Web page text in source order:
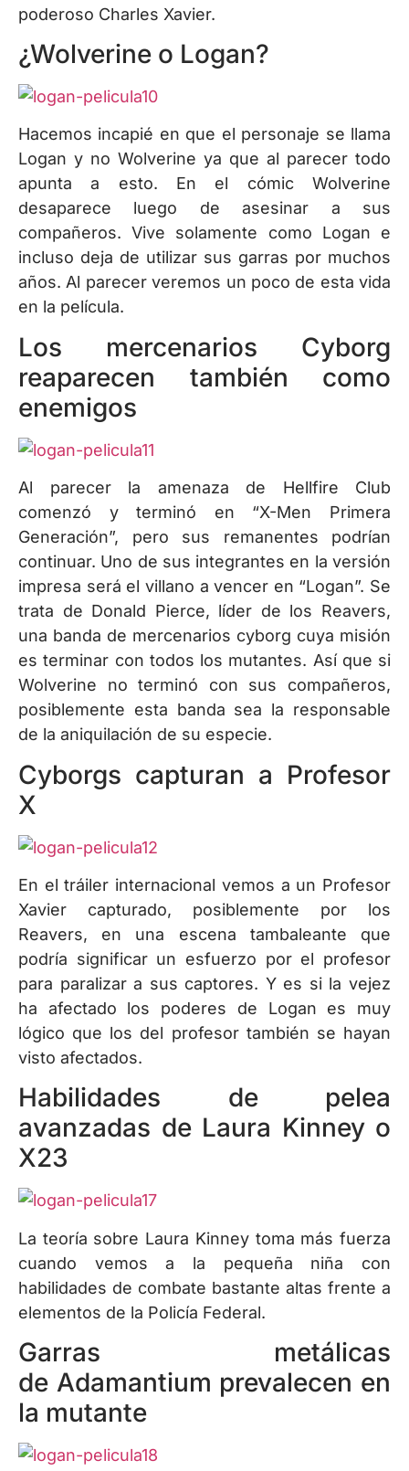
poderoso Charles Xavier.
¿Wolverine o Logan?
Hacemos incapié en que el personaje se llama
Logan y no Wolverine ya que al parecer todo
apunta a esto. En el cómic Wolverine
desaparece luego de asesinar a sus
compañeros. Vive solamente como Logan e
incluso deja de utilizar sus garras por muchos
años. Al parecer veremos un poco de esta vida
en la película.
Los mercenarios Cyborg
reaparecen también como
enemigos
Al parecer la amenaza de Hellfire Club
comenzó y terminó en “X-Men Primera
Generación”, pero sus remanentes podrían
continuar. Uno de sus integrantes en la versión
impresa será el villano a vencer en “Logan”. Se
trata de Donald Pierce, líder de los Reavers,
una banda de mercenarios cyborg cuya misión
es terminar con todos los mutantes. Así que si
Wolverine no terminó con sus compañeros,
posiblemente esta banda sea la responsable
de la aniquilación de su especie.
Cyborgs capturan a Profesor
X
En el tráiler internacional vemos a un Profesor
Xavier capturado, posiblemente por los
Reavers, en una escena tambaleante que
podría significar un esfuerzo por el profesor
para paralizar a sus captores. Y es si la vejez
ha afectado los poderes de Logan es muy
lógico que los del profesor también se hayan
visto afectados.
Habilidades de pelea
avanzadas de Laura Kinney o
X23
La teoría sobre Laura Kinney toma más fuerza
cuando vemos a la pequeña niña con
habilidades de combate bastante altas frente a
elementos de la Policía Federal.
Garras metálicas
de Adamantium prevalecen en
la mutante